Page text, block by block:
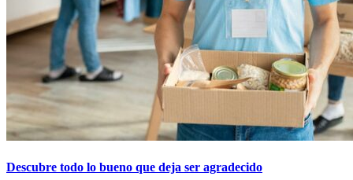
Descubre todo lo bueno que deja ser agradecido